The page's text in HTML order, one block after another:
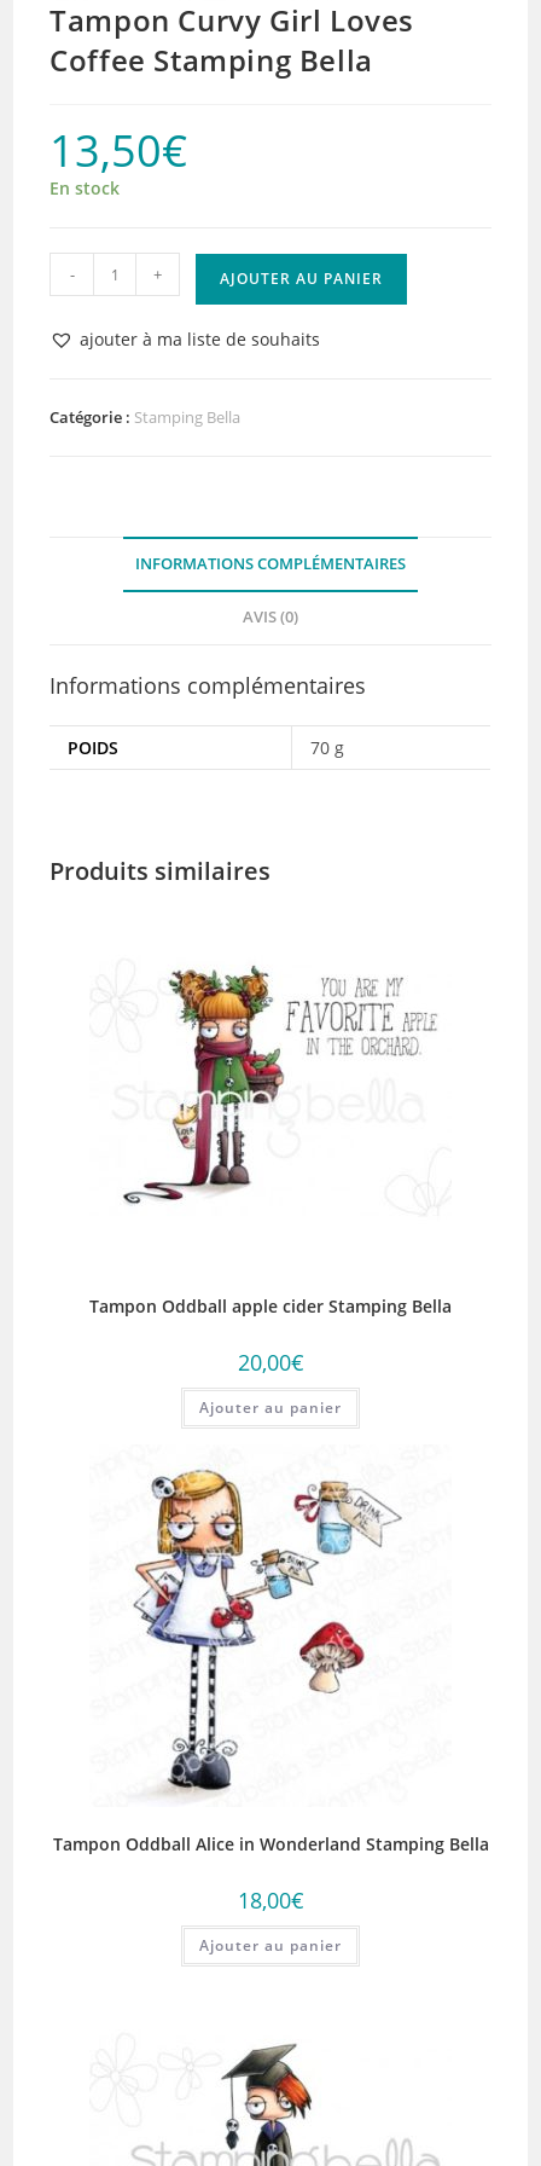
Tampon Curvy Girl Loves
Coffee Stamping Bella
13,50€
En stock
quantité
de
Tampon
Curvy
Loves
- + AJOUTER AU PANIER
ajouter à ma liste de souhaits
Catégorie : Stamping Bella
INFORMATIONS COMPLÉMENTAIRES
AVIS (0)
Informations complémentaires
POIDS 70 g
Produits similaires
Tampon Oddball apple cider Stamping Bella
20,00€
Ajouter au panier
Tampon Oddball Alice in Wonderland Stamping Bella
18,00€
Ajouter au panier